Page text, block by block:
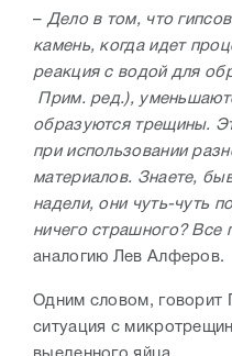
– Дело в том, что
камень, когда идет
реакция с водой для
Прим. ред.),
образуются трещины.
при использовании
материалов. Знаете,
надели, они чуть-чуть
ничего страшного? Все
аналогию Лев Алферов.
Одним словом, говорит
ситуация с